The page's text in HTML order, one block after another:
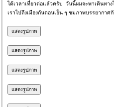
ได้เวลาเที่ยวต่อแล้วครับ วันนี้ผมจะพาเดินทา
เราไปถึงเมืองกันตอนเย็น ๆ ชมภาพบรรยากาศ